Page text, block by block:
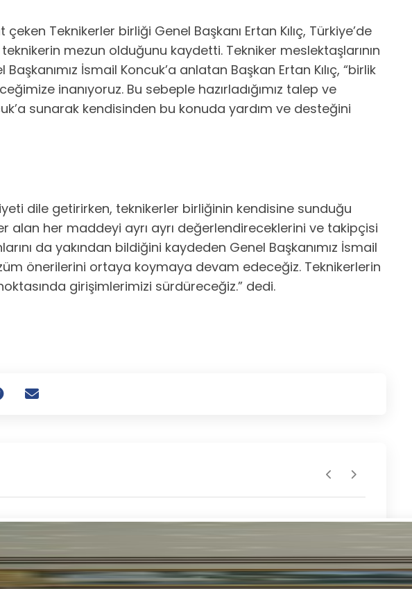
Teknikerler birliği Genel Başkanı Ertan Kılıç, Türkiye’de
mezun olduğunu kaydetti. Tekniker meslektaşlarının
İsmail Koncuk’a anlatan Başkan Ertan Kılıç, “birlik
inanıyoruz. Bu sebeple hazırladığımız talep ve
sunarak kendisinden bu konuda yardım ve desteğini
dile getirirken, teknikerler birliğinin kendisine sunduğu
alan her maddeyi ayrı ayrı değerlendireceklerini ve takipçisi
da yakından bildiğini kaydeden Genel Başkanımız İsmail
önerilerini ortaya koymaya devam edeceğiz. Teknikerlerin
girişimlerimizi sürdüreceğiz.” dedi.